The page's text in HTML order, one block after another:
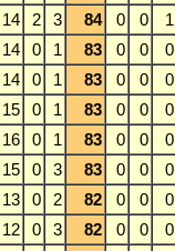
14 2 3 84 0 0 1
14 0 1 83 0 0 0
14 0 1 83 0 0 0
15 0 1 83 0 0 0
16 0 1 83 0 0 0
15 0 3 83 0 0 0
13 0 2 82 0 0 0
12 0 3 82 0 0 0